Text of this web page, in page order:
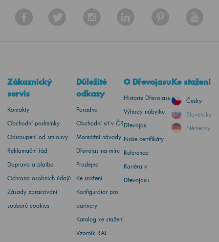
Zákaznický
servis
Kontakty
Obchodní podmínky
Odstoupení od smlouvy
Reklamační řád
Doprava a platba
Ochrana osobních údajů
Zásady zpracování
souborů cookies
Důležité
odkazy
Poradna
Obchodní síť v ČR
Montážní návody
Dřevojas na míru
Prodejna
Ke stažení
Konfigurátor pro
partnery
Katalog ke stažení
Vzorník RAL
O Dřevojasu
Historie Dřevojasu
Výhody nábytku
Dřevojas
Naše certifikáty
Reference
Kariéra v
Dřevojasu
Ke stažení
Česky
Slovensky
Německy